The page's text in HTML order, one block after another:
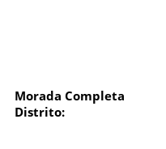
Morada Completa
Distrito: